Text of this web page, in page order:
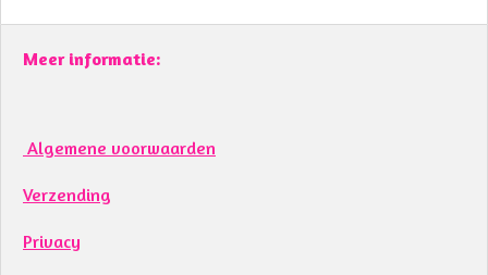
Meer informatie:
Algemene voorwaarden
Verzending
Privacy